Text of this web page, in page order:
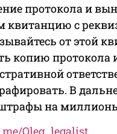
протокола и
квитанцию с
от этой
копию протокола
В
на